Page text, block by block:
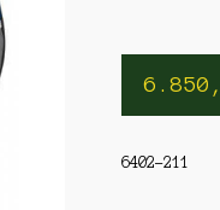
6402-211